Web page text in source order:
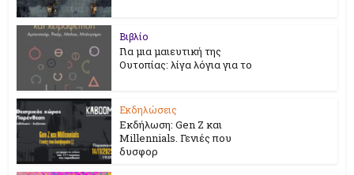
Βιβλίο
Για μια μαιευτική της
Ουτοπίας: λίγα λόγια για το
Εκδηλώσεις
Εκδήλωση: Gen Z και
Millennials. Γενιές που
δυσφορ